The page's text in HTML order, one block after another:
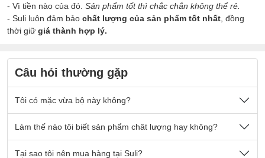
- Vì tiền nào của đó. Sản phẩm tốt thì chắc chắn không thể rẻ.
- Suli luôn đảm bảo chất lượng của sản phẩm tốt nhất , đồng
thời giữ giá thành hợp lý.
Câu hỏi thường gặp
Tôi có mặc vừa bộ này không?
Nếu quý khách có cân nặng nằm trong số kg ở mô tả sản
phẩm thì sẽ mặc vừa đẹp ạ.
Sản phẩm được thiết kế thoải mái phù hợp cho tất cả mọi
Làm thế nào tôi biết sản phẩm chât lượng hay không?
- Chất vải tại Suli luôn làchất vải loại 1 cao cấp
Tại sao tôi nên mua hàng tại Suli?